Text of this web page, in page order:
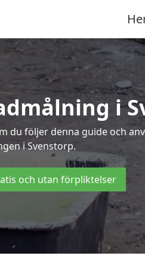
i
du följer denna guide och
i Svenstorp.
och utan förpliktelser